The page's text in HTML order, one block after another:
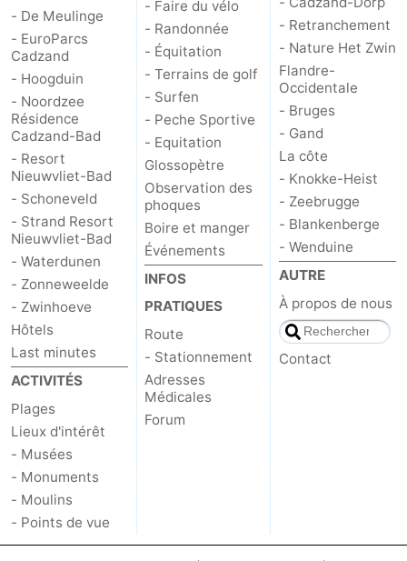
- De Meulinge
- EuroParcs
Cadzand
- Hoogduin
- Noordzee
Résidence
Cadzand-Bad
- Resort
Nieuwvliet-Bad
- Schoneveld
- Strand Resort
Nieuwvliet-Bad
- Waterdunen
- Zonneweelde
- Zwinhoeve
Hôtels
Last minutes
ACTIVITÉS
Plages
Lieux d'intérêt
- Musées
- Monuments
- Moulins
- Points de vue
- Faire du vélo
- Randonnée
- Équitation
- Terrains de golf
- Surfen
- Peche Sportive
- Equitation
Glossopètre
Observation des
phoques
Boire et manger
Événements
INFOS
PRATIQUES
Route
- Stationnement
Adresses
Médicales
Forum
- Retranchement
- Nature Het Zwin
Flandre-
Occidentale
- Bruges
- Gand
La côte
- Knokke-Heist
- Zeebrugge
- Blankenberge
- Wenduine
AUTRE
À propos de nous
Contact